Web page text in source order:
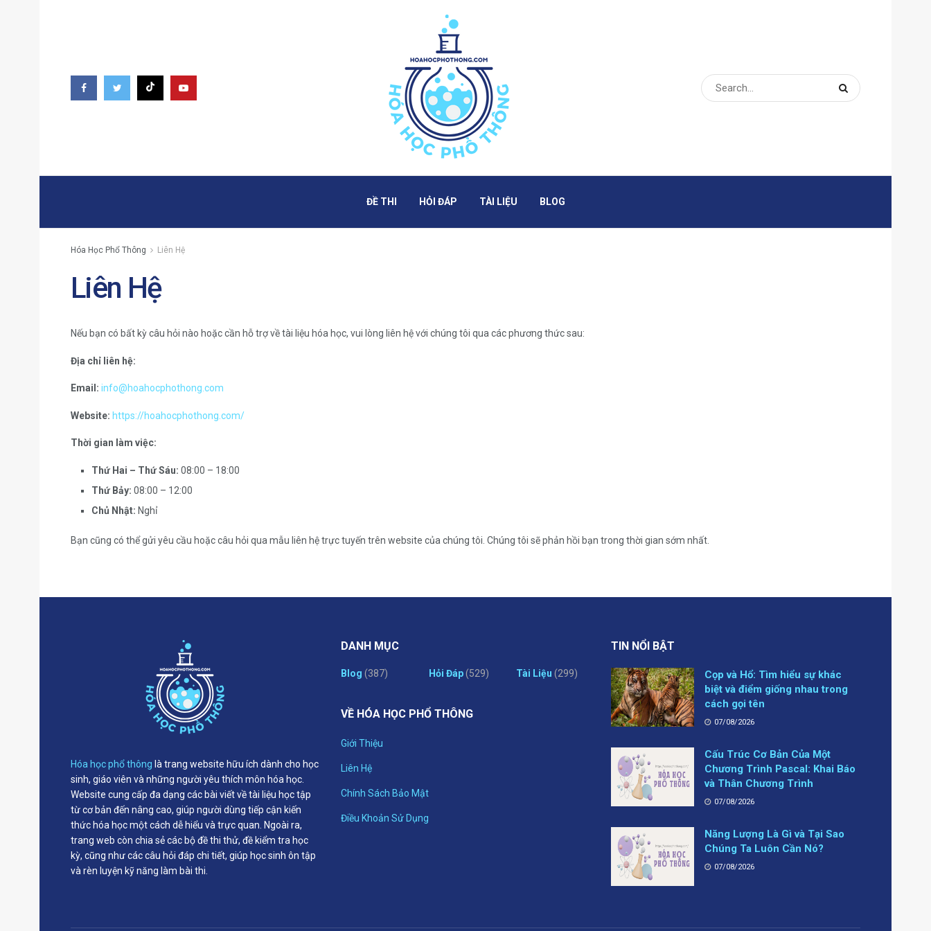
ĐỀ THI HỎI ĐÁP TÀI LIỆU BLOG
Hóa Học Phổ Thông Liên Hệ
Liên Hệ
Nếu bạn có bất kỳ câu hỏi nào hoặc cần hỗ trợ về tài liệu hóa học, vui lòng liên hệ với chúng tôi qua các phương thức sau:
Địa chỉ liên hệ:
Email: info@hoahocphothong.com
Website: https://hoahocphothong.com/
Thời gian làm việc:
Thứ Hai – Thứ Sáu: 08:00 – 18:00
Thứ Bảy: 08:00 – 12:00
Chủ Nhật: Nghỉ
Bạn cũng có thể gửi yêu cầu hoặc câu hỏi qua mẫu liên hệ trực tuyến trên website của chúng tôi. Chúng tôi sẽ phản hồi bạn trong thời gian sớm nhất.
Hóa học phổ thông là trang website hữu ích dành cho học
sinh, giáo viên và những người yêu thích môn hóa học.
Website cung cấp đa dạng các bài viết về tài liệu học tập
từ cơ bản đến nâng cao, giúp người dùng tiếp cận kiến
thức hóa học một cách dễ hiểu và trực quan. Ngoài ra,
trang web còn chia sẻ các bộ đề thi thử, đề kiểm tra học
kỳ, cũng như các câu hỏi đáp chi tiết, giúp học sinh ôn tập
và rèn luyện kỹ năng làm bài thi.
DANH MỤC
Blog (387) Hỏi Đáp(529) Tài Liệu (299)
VỀ HÓA HỌC PHỔ THÔNG
Giới Thiệu
Liên Hệ
Chính Sách Bảo Mật
Điều Khoản Sử Dụng
TIN NỔI BẬT
Cọp và Hổ: Tìm hiểu sự khác
biệt và điểm giống nhau trong
cách gọi tên
07/08/2026
Cấu Trúc Cơ Bản Của Một
Chương Trình Pascal: Khai Báo
và Thân Chương Trình
07/08/2026
Năng Lượng Là Gì và Tại Sao
Chúng Ta Luôn Cần Nó?
07/08/2026